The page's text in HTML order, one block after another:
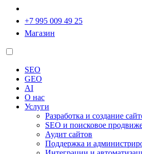
+7 995 009 49 25
Магазин
SEO
GEO
AI
О нас
Услуги
Разработка и создание
SEO и поисковое
Аудит сайтов
Поддержка и